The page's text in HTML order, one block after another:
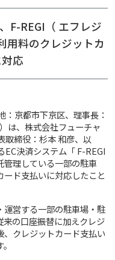
F-REGI（ エフレジ
用料のクレジットカ
応
京都市下京区、理事長：
は、株式会社フューチャ
取締役：杉本 和彦、以
EC決済システム「 F-REGI
管理している一部の駐車
ド支払いに対応したこと
営する一部の駐車場・駐
の口座振替に加えクレジ
クレジットカード支払い